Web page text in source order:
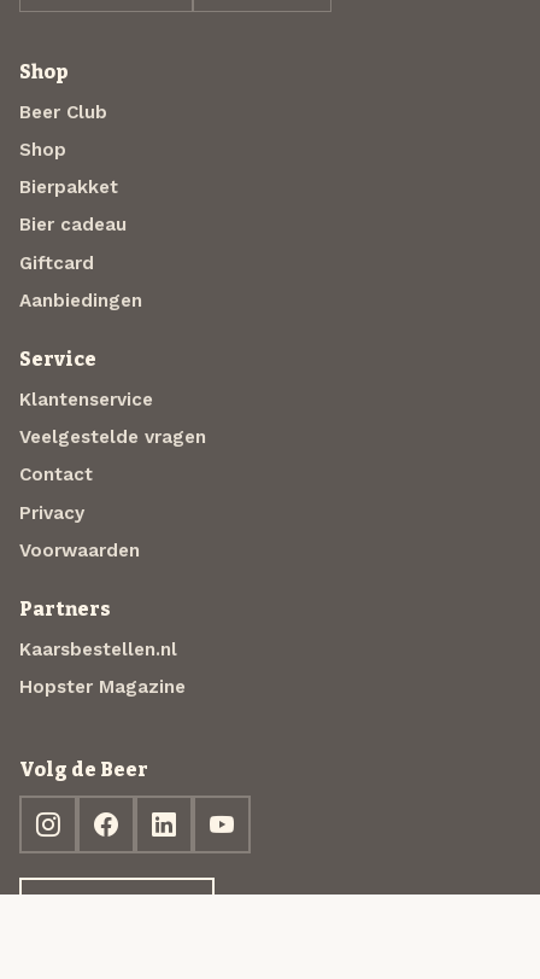
Shop
Beer Club
Shop
Bierpakket
Bier cadeau
Giftcard
Aanbiedingen
Service
Klantenservice
Veelgestelde vragen
Contact
Privacy
Voorwaarden
Partners
Kaarsbestellen.nl
Hopster Magazine
Volg de Beer